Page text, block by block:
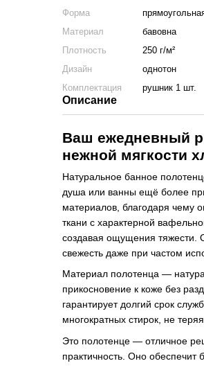
Форма
Материал
бавовна
Плотность
250 г/м²
Дизайн
однотон
Комплектация
рушник 1 шт.
Описание
Ваш ежедневный
нежной мягкости
Натуральное банное
душа или ванны ещё более
материалов, благодаря чему
ткани с характерной
создавая ощущения тяжести.
свежесть даже при частом
Материал полотенца —
прикосновение к коже без
гарантирует долгий срок
многократных стирок, не
Это полотенце — отличное
практичность. Оно